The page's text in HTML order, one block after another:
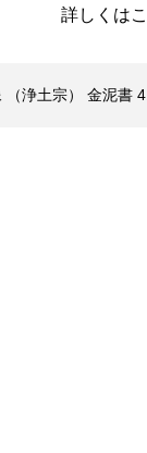
詳しくは
（浄土宗） 金泥書